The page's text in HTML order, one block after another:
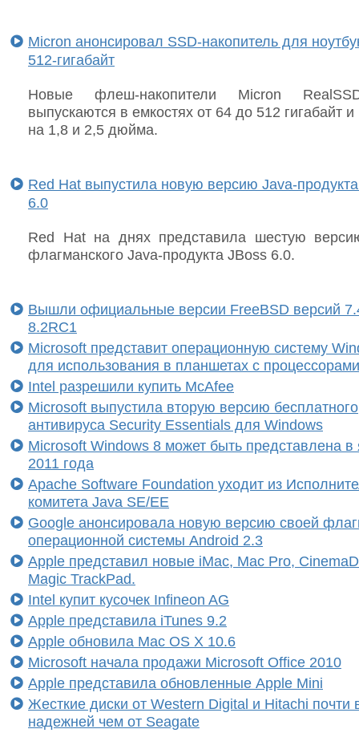
Micron анонсировал SSD-накопитель для
512-гигабайт
Новые флеш-накопители Micron
выпускаются в емкостях от 64 до 512 гигабайт и
на 1,8 и 2,5 дюйма.
Red Hat выпустила новую версию Java-
6.0
Red Hat на днях представила шестую
флагманского Java-продукта JBoss 6.0.
Вышли официальные версии FreeBSD версий
8.2RC1
Microsoft представит операционную систему
для использования в планшетах с
Intel разрешили купить McAfee
Microsoft выпустила вторую версию бесплатного
антивируса Security Essentials для Windows
Microsoft Windows 8 может быть представлена в
2011 года
Apache Software Foundation уходит из
комитета Java SE/EE
Google анонсировала новую версию своей
операционной системы Android 2.3
Apple представил новые iMac, Mac Pro,
Magic TrackPad.
Intel купит кусочек Infineon AG
Apple представила iTunes 9.2
Apple обновила Mac OS X 10.6
Microsoft начала продажи Microsoft Office 2010
Apple представила обновленные Apple Mini
Жесткие диски от Western Digital и Hitachi почти
надежней чем от Seagate